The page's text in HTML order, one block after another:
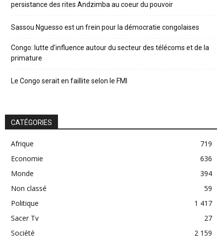
persistance des rites Andzimba au coeur du pouvoir
Sassou Nguesso est un frein pour la démocratie congolaises
Congo: lutte d’influence autour du secteur des télécoms et de la
primature
Le Congo serait en faillite selon le FMI
CATÉGORIES
Afrique
719
Economie
636
Monde
394
Non classé
59
Politique
1 417
Sacer Tv
27
Société
2 159